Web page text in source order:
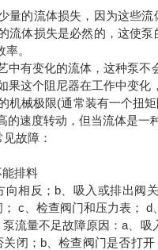
量的流体损失，因为这些
流体损失是必然的，这使
。
中有变化的流体，这种泵
果这个阻尼器在工作中变
机械极限(通常装有一个扭
的速度转动，但当流体是一
故障：
能排料
向相反；b、吸入或排出阀
c、检查阀门和压力表；
流量不足故障原因：a、
闭；b、检查阀门是否打